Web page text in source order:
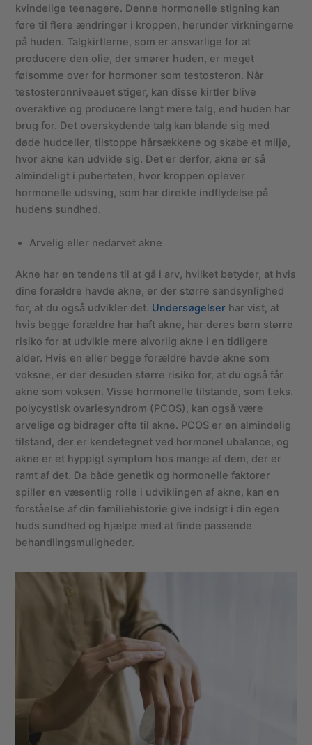
kvindelige teenagere. Denne hormonelle stigning kan
føre til flere ændringer i kroppen, herunder virkningerne
på huden. Talgkirtlerne, som er ansvarlige for at
producere den olie, der smører huden, er meget
følsomme over for hormoner som testosteron. Når
testosteronniveauet stiger, kan disse kirtler blive
overaktive og producere langt mere talg, end huden har
brug for. Det overskydende talg kan blande sig med
døde hudceller, tilstoppe hårsækkene og skabe et miljø,
hvor akne kan udvikle sig. Det er derfor, akne er så
almindeligt i puberteten, hvor kroppen oplever
hormonelle udsving, som har direkte indflydelse på
hudens sundhed.
Arvelig eller nedarvet akne
Akne har en tendens til at gå i arv, hvilket betyder, at hvis
dine forældre havde akne, er der større sandsynlighed
for, at du også udvikler det. Undersøgelser har vist, at
hvis begge forældre har haft akne, har deres børn større
risiko for at udvikle mere alvorlig akne i en tidligere
alder. Hvis en eller begge forældre havde akne som
voksne, er der desuden større risiko for, at du også får
akne som voksen. Visse hormonelle tilstande, som f.eks.
polycystisk ovariesyndrom (PCOS), kan også være
arvelige og bidrager ofte til akne. PCOS er en almindelig
tilstand, der er kendetegnet ved hormonel ubalance, og
akne er et hyppigt symptom hos mange af dem, der er
ramt af det. Da både genetik og hormonelle faktorer
spiller en væsentlig rolle i udviklingen af akne, kan en
forståelse af din familiehistorie give indsigt i din egen
huds sundhed og hjælpe med at finde passende
behandlingsmuligheder.